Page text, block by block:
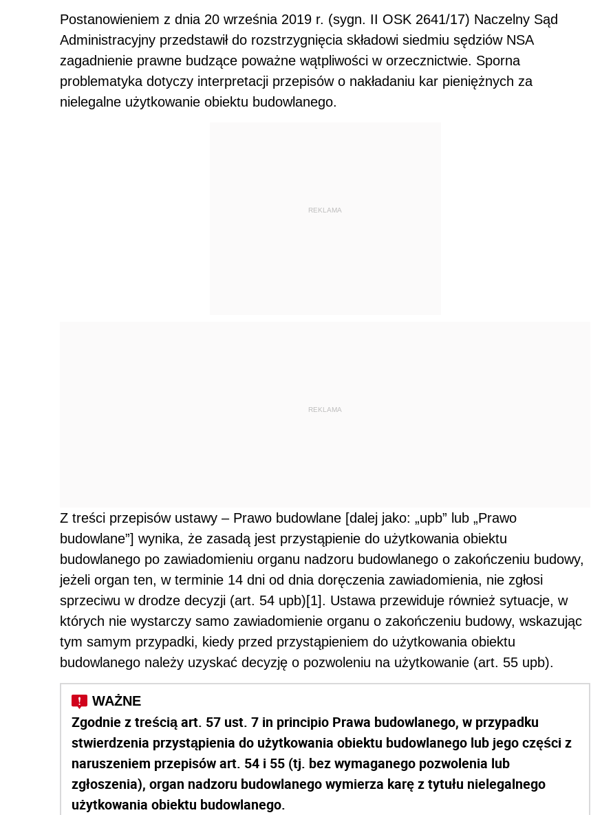
Postanowieniem z dnia 20 września 2019 r. (sygn. II OSK 2641/17) Naczelny Sąd
Administracyjny przedstawił do rozstrzygnięcia składowi siedmiu sędziów NSA
zagadnienie prawne budzące poważne wątpliwości w orzecznictwie. Sporna
problematyka dotyczy interpretacji przepisów o nakładaniu kar pieniężnych za
nielegalne użytkowanie obiektu budowlanego.
REKLAMA
REKLAMA
Z treści przepisów ustawy – Prawo budowlane [dalej jako: „upb” lub „Prawo
budowlane”] wynika, że zasadą jest przystąpienie do użytkowania obiektu
budowlanego po zawiadomieniu organu nadzoru budowlanego o zakończeniu budowy,
jeżeli organ ten, w terminie 14 dni od dnia doręczenia zawiadomienia, nie zgłosi
sprzeciwu w drodze decyzji (art. 54 upb)[1]. Ustawa przewiduje również sytuacje, w
których nie wystarczy samo zawiadomienie organu o zakończeniu budowy, wskazując
tym samym przypadki, kiedy przed przystąpieniem do użytkowania obiektu
budowlanego należy uzyskać decyzję o pozwoleniu na użytkowanie (art. 55 upb).
Zgodnie z treścią art. 57 ust. 7 in principio Prawa budowlanego, w przypadku
stwierdzenia przystąpienia do użytkowania obiektu budowlanego lub jego części z
naruszeniem przepisów art. 54 i 55 (tj. bez wymaganego pozwolenia lub
zgłoszenia), organ nadzoru budowlanego wymierza karę z tytułu nielegalnego
użytkowania obiektu budowlanego.